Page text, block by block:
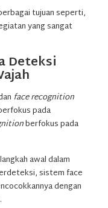
tujuan seperti,
yang sangat
Deteksi
face recognition
pada
berfokus pada
awal dalam
sistem face
dengan